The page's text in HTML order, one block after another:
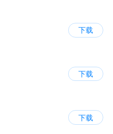
下载
下载
下载